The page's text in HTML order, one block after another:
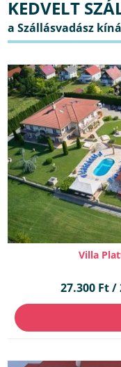
KEDVELT
Villa
27.300 Ft